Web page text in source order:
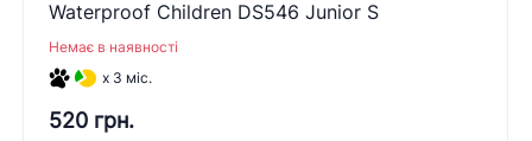
Waterproof Children DS546 Junior S
Немає в наявності
x 3 міс.
520 грн.